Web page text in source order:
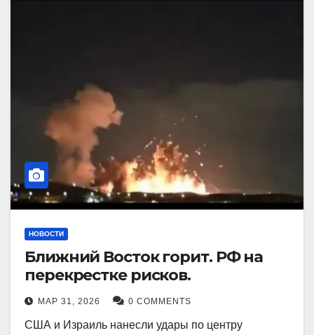
НОВОСТИ
Ближний Восток горит. РФ на
перекрестке рисков.
МАР 31, 2026 0 COMMENTS
США и Израиль нанесли удары по центру